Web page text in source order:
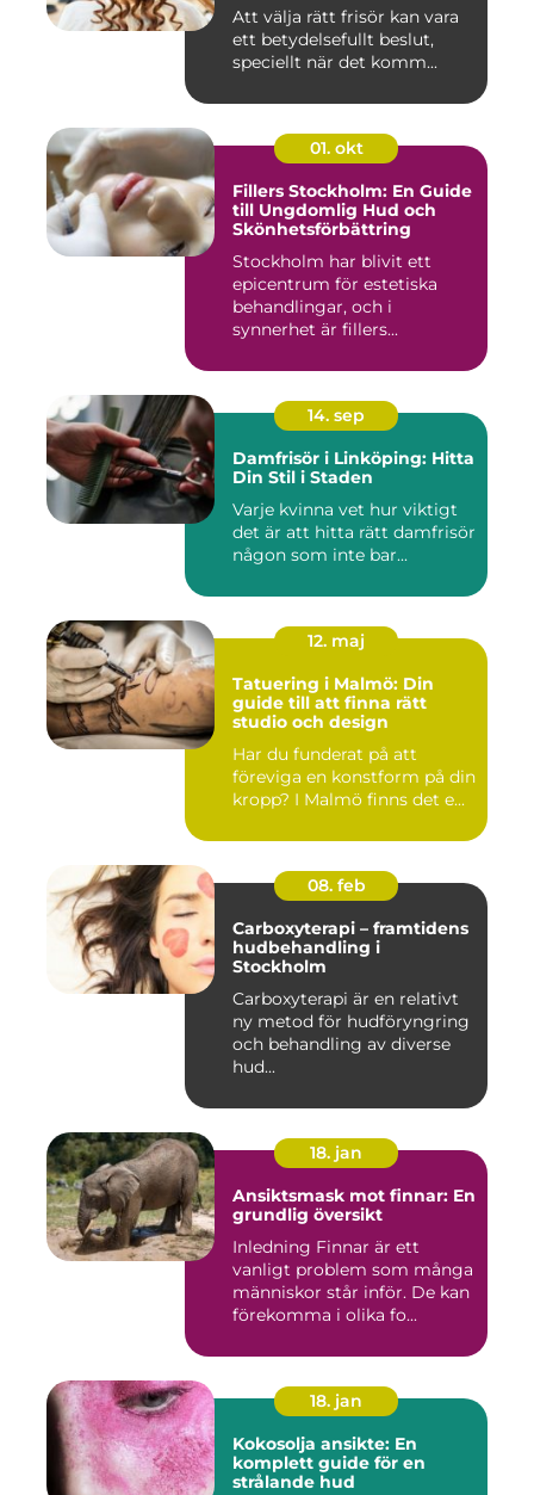
Att välja rätt frisör kan vara
ett betydelsefullt beslut,
speciellt när det komm...
01. okt
Fillers Stockholm: En Guide
till Ungdomlig Hud och
Skönhetsförbättring
Stockholm har blivit ett
epicentrum för estetiska
behandlingar, och i
synnerhet är fillers...
14. sep
Damfrisör i Linköping: Hitta
Din Stil i Staden
Varje kvinna vet hur viktigt
det är att hitta rätt damfrisör
någon som inte bar...
12. maj
Tatuering i Malmö: Din
guide till att finna rätt
studio och design
Har du funderat på att
föreviga en konstform på din
kropp? I Malmö finns det e...
08. feb
Carboxyterapi – framtidens
hudbehandling i
Stockholm
Carboxyterapi är en relativt
ny metod för hudföryngring
och behandling av diverse
hud...
18. jan
Ansiktsmask mot finnar: En
grundlig översikt
Inledning Finnar är ett
vanligt problem som många
människor står inför. De kan
förekomma i olika fo...
18. jan
Kokosolja ansikte: En
komplett guide för en
strålande hud